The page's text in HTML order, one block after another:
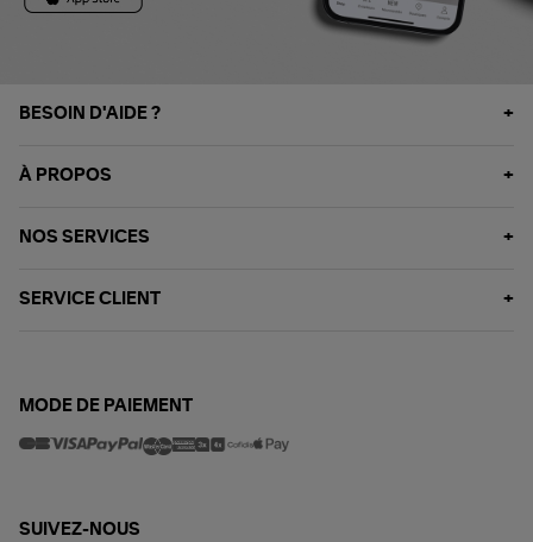
BESOIN D'AIDE ?
À PROPOS
NOS SERVICES
SERVICE CLIENT
MODE DE PAIEMENT
SUIVEZ-NOUS